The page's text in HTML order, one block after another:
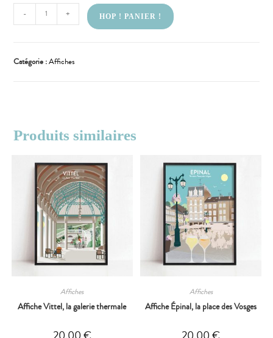
- + HOP ! PANIER !
Catégorie :Affiches
Produits similaires
Affiches
Affiche Vittel, la galerie thermale
Affiches
Affiche Épinal, la place des Vosges